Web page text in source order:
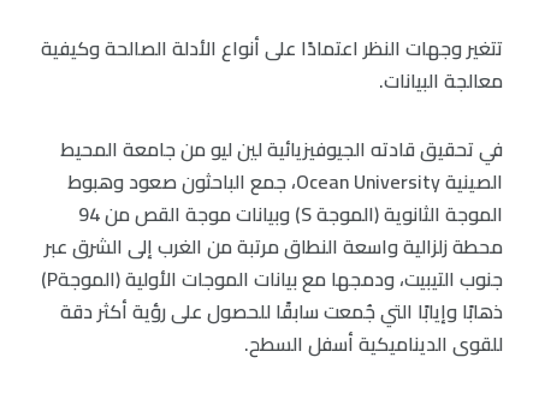
تتغير وجهات النظر اعتمادًا على أنواع الأدلة الصالحة وكيفية
معالجة البيانات.
في تحقيق قادته الجيوفيزيائية لين ليو من جامعة المحيط
الصينية Ocean University، جمع الباحثون صعود وهبوط
الموجة الثانوية (الموجة S) وبيانات موجة القص من 94
محطة زلزالية واسعة النطاق مرتبة من الغرب إلى الشرق عبر
جنوب التيبيت، ودمجها مع بيانات الموجات الأولية (الموجةP)
ذهابًا وإيابًا التي جُمعت سابقًا للحصول على رؤية أكثر دقة
للقوى الديناميكية أسفل السطح.